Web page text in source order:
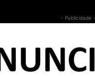
- Publicidade -